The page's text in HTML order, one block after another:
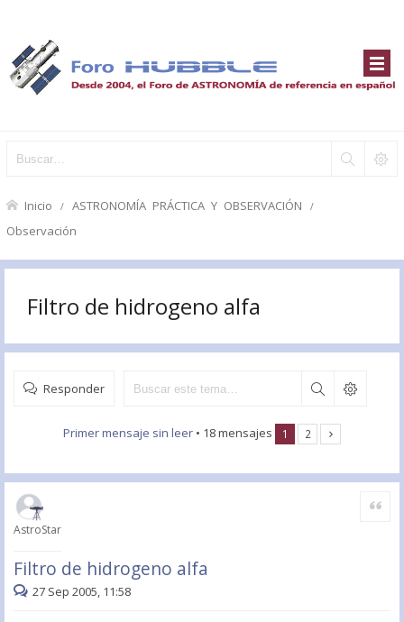
Inicio ASTRONOMÍA PRÁCTICA Y OBSERVACIÓN
Observación
Filtro de hidrogeno alfa
Responder
Primer mensaje sin leer • 18 mensajes 1 2
AstroStar
Filtro de hidrogeno alfa
Citar
27 Sep 2005, 11:58